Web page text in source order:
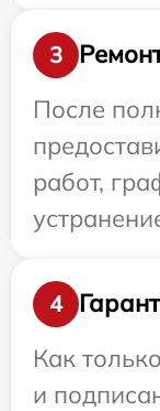
3
После
работ,
4
Как
и